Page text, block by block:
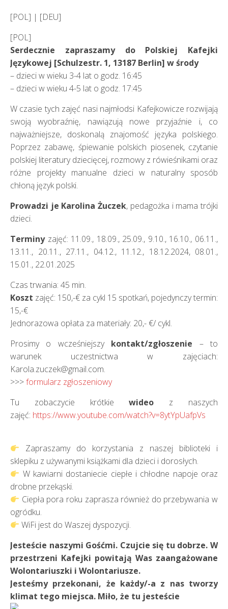
[POL] | [DEU]
[POL]
Serdecznie zapraszamy do Polskiej Kafejki
Językowej [Schulzestr. 1, 13187 Berlin] w środy
– dzieci w wieku 3-4 lat o godz. 16:45
– dzieci w wieku 4-5 lat o godz. 17:45
W czasie tych zajęć nasi najmłodsi Kafejkowicze rozwijają
swoją wyobraźnię, nawiązują nowe przyjaźnie i, co
najważniejsze, doskonalą znajomość języka polskiego.
Poprzez zabawę, śpiewanie polskich piosenek, czytanie
polskiej literatury dziecięcej, rozmowy z rówieśnikami oraz
różne projekty manualne dzieci w naturalny sposób
chłoną język polski.
Prowadzi je Karolina Żuczek, pedagożka i mama trójki
dzieci.
Terminyzajęć: 11.09., 18.09., 25.09., 9.10., 16.10., 06.11.,
13.11., 20.11., 27.11., 04.12., 11.12., 18.12.2024, 08.01.,
15.01., 22.01.2025
Czas trwania: 45 min.
Koszt zajęć: 150,-€ za cykl 15 spotkań, pojedynczy termin:
15,-€
Jednorazowa opłata za materiały: 20,- €/ cykl.
Prosimy o wcześniejszy kontakt/zgłoszenie – to
warunek uczestnictwa w zajęciach:
Karola.zuczek@gmail.com.
>>>formularz zgłoszeniowy
Tu zobaczycie krótkiewideo z naszych
zajęć: https://www.youtube.com/watch?v=8ytYpUafpVs
Zapraszamy do korzystania z naszej biblioteki i
sklepiku z używanymi książkami dla dzieci i dorosłych.
W kawiarni dostaniecie ciepłe i chłodne napoje oraz
drobne przekąski.
Ciepła pora roku zaprasza również do przebywania w
ogródku.
WiFi jest do Waszej dyspozycji.
Jesteście naszymi Gośćmi. Czujcie się tu dobrze. W
przestrzeni Kafejki powitają Was zaangażowane
Wolontariuszki i Wolontariusze.
Jesteśmy przekonani, że każdy/-a z nas tworzy
klimat tego miejsca. Miło, że tu jesteście